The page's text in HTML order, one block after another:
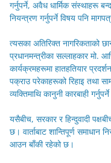
गर्नुपर्ने, अवैध धार्मिक संस्थाहरू
नियन्त्रण गर्नुपर्ने विषय पनि
त्यसका अतिरिक्त नागरिकताको
प्रधानमन्त्रीका सल्लाहकार मो.
कार्यक्रमहरूमा हातहतियार
पक्राउ परेकाहरूको रिहाइ तथा
व्यक्तिमाथि कानुनी कारबाही
यसैबीच, सरकार र हिन्दुवादी
छ। वार्ताबाट शान्तिपूर्ण समाधान
आउन बाँकी रहेको छ।